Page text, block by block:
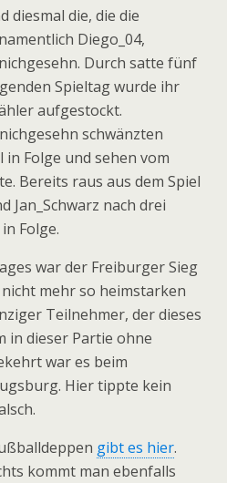
diesmal die, die die
Diego_04,
Durch satte fünf
Spieltag wurde ihr
aufgestockt.
schwänzten
Folge und sehen vom
Bereits raus aus dem Spiel
Jan_Schwarz nach drei
Folge.
war der Freiburger Sieg
mehr so heimstarken
Teilnehmer, der dieses
in dieser Partie ohne
war es beim
Hier tippte kein
gibt es hier.
kommt man ebenfalls